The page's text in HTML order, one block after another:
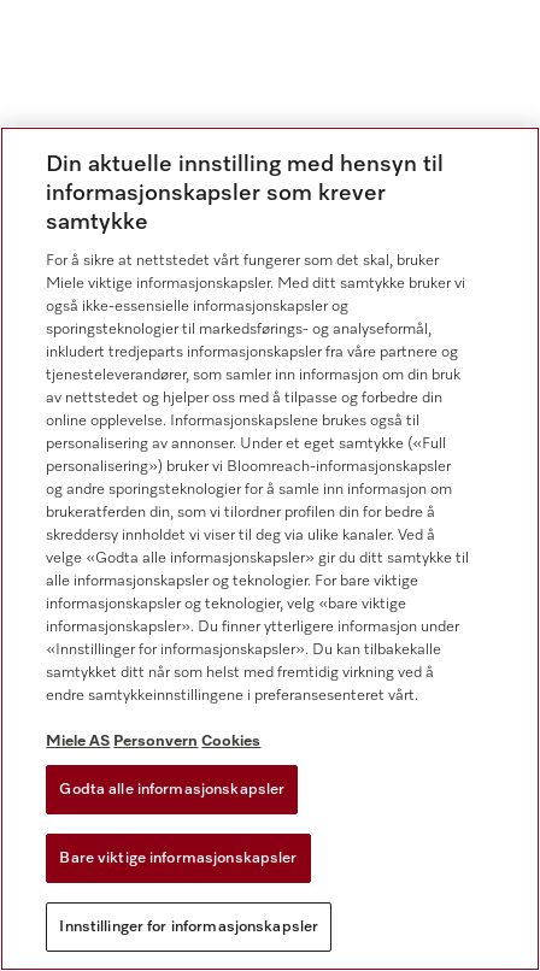
Din aktuelle innstilling med hensyn til
informasjonskapsler som krever
samtykke
For å sikre at nettstedet vårt fungerer som det skal, bruker
Miele viktige informasjonskapsler. Med ditt samtykke bruker vi
også ikke-essensielle informasjonskapsler og
sporingsteknologier til markedsførings- og analyseformål,
inkludert tredjeparts informasjonskapsler fra våre partnere og
tjenesteleverandører, som samler inn informasjon om din bruk
av nettstedet og hjelper oss med å tilpasse og forbedre din
online opplevelse. Informasjonskapslene brukes også til
personalisering av annonser. Under et eget samtykke («Full
personalisering») bruker vi Bloomreach-informasjonskapsler
og andre sporingsteknologier for å samle inn informasjon om
brukeratferden din, som vi tilordner profilen din for bedre å
skreddersy innholdet vi viser til deg via ulike kanaler. Ved å
velge «Godta alle informasjonskapsler» gir du ditt samtykke til
alle informasjonskapsler og teknologier. For bare viktige
informasjonskapsler og teknologier, velg «bare viktige
informasjonskapsler». Du finner ytterligere informasjon under
«Innstillinger for informasjonskapsler». Du kan tilbakekalle
samtykket ditt når som helst med fremtidig virkning ved å
endre samtykkeinnstillingene i preferansesenteret vårt.
Miele AS Personvern Cookies
Godta alle informasjonskapsler
Bare viktige informasjonskapsler
Innstillinger for informasjonskapsler